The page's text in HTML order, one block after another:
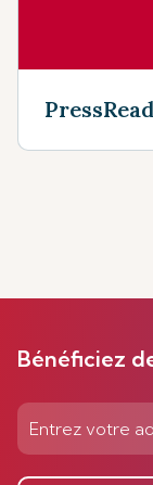
Bénéficiez